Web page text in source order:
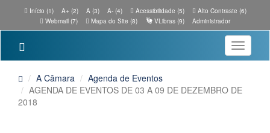
Início (1) A+ (2) A (3) A- (4) Acessibilidade (5)
Alto Contraste (6)
Webmail (7)
Mapa do Site (8) VLibras (9) Administrador
Toggle
A Câmara
Agenda de Eventos
AGENDA DE EVENTOS DE 03 A 09 DE DEZEMBRO DE
2018